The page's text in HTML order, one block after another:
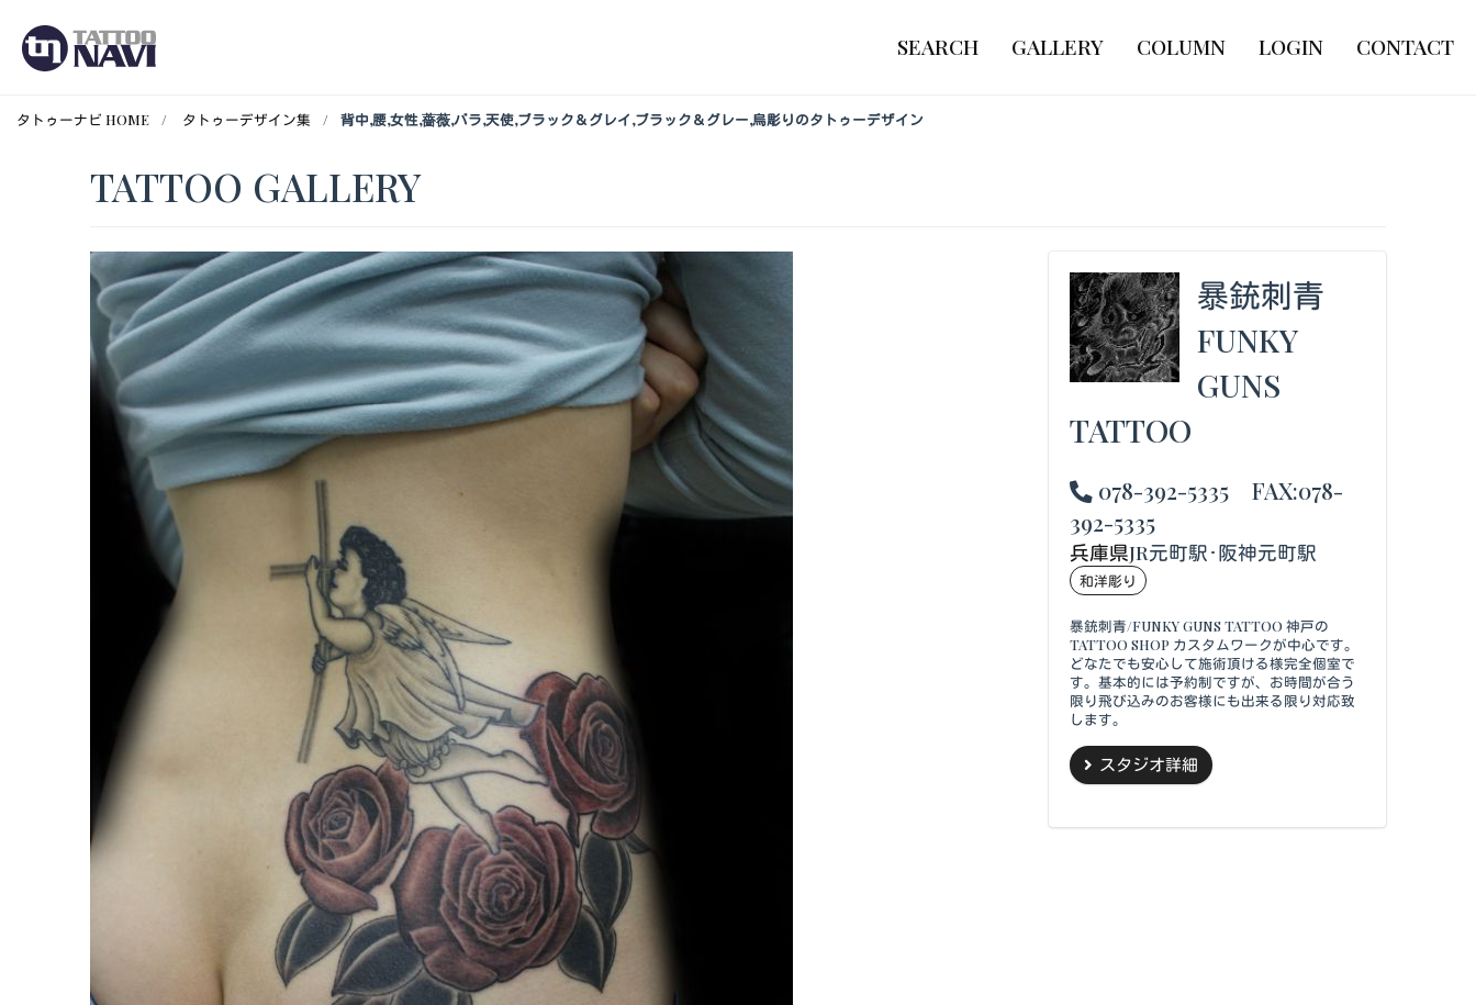
SEARCH GALLERY COLUMN LOGIN CONTACT
タトゥーナビ HOME タトゥーデザイン集 背中,腰,女性,薔薇,バラ,天使,ブラック＆グレイ,ブラック＆グレー,烏彫りのタトゥーデザイン
TATTOO GALLERY
暴銃刺青
FUNKY
GUNS
TATTOO
078-392-5335 FAX:078-
392-5335
兵庫県JR元町駅･阪神元町駅
和洋彫り
暴銃刺青/FUNKY GUNS TATTOO 神戸の
TATTOO SHOP カスタムワークが中心です。
どなたでも安心して施術頂ける様完全個室で
す。基本的には予約制ですが、お時間が合う
限り飛び込みのお客様にも出来る限り対応致
します。
スタジオ詳細